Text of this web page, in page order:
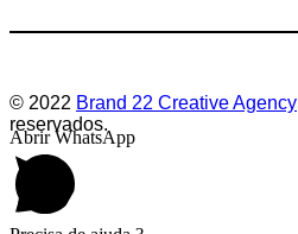
© 2022 Brand 22 Creative Agency
reservados.
Abrir WhatsApp